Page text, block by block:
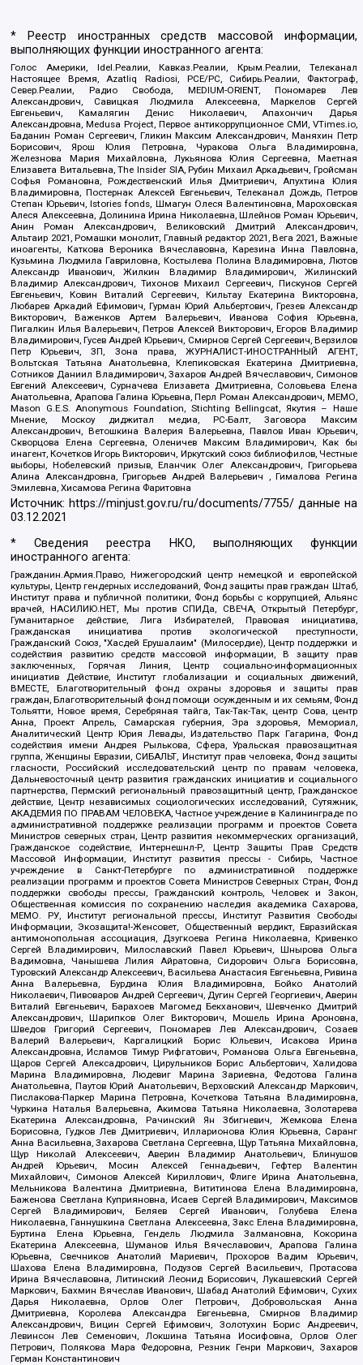
* Реестр иностранных средств массовой информации,
выполняющих функции иностранного агента:
Голос Америки, Idel.Реалии, Кавказ.Реалии, Крым.Реалии, Телеканал
Настоящее Время, Azatliq Radiosi, PCE/PC, Сибирь.Реалии, Фактограф,
Север.Реалии, Радио Свобода, MEDIUM-ORIENT, Пономарев Лев
Александрович, Савицкая Людмила Алексеевна, Маркелов Сергей
Евгеньевич, Камалягин Денис Николаевич, Апахончич Дарья
Александровна, Medusa Project, Первое антикоррупционное СМИ, VTimes.io,
Баданин Роман Сергеевич, Гликин Максим Александрович, Маняхин Петр
Борисович, Ярош Юлия Петровна, Чуракова Ольга Владимировна,
Железнова Мария Михайловна, Лукьянова Юлия Сергеевна, Маетная
Елизавета Витальевна, The Insider SIA, Рубин Михаил Аркадьевич, Гройсман
Софья Романовна, Рождественский Илья Дмитриевич, Апухтина Юлия
Владимировна, Постернак Алексей Евгеньевич, Телеканал Дождь, Петров
Степан Юрьевич, Istories fonds, Шмагун Олеся Валентиновна, Мароховская
Алеся Алексеевна, Долинина Ирина Николаевна, Шлейнов Роман Юрьевич,
Анин Роман Александрович, Великовский Дмитрий Александрович,
Альтаир 2021, Ромашки монолит, Главный редактор 2021, Вега 2021, Важные
иноагенты, Каткова Вероника Вячеславовна, Карезина Инна Павловна,
Кузьмина Людмила Гавриловна, Костылева Полина Владимировна, Лютов
Александр Иванович, Жилкин Владимир Владимирович, Жилинский
Владимир Александрович, Тихонов Михаил Сергеевич, Пискунов Сергей
Евгеньевич, Ковин Виталий Сергеевич, Кильтау Екатерина Викторовна,
Любарев Аркадий Ефимович, Гурман Юрий Альбертович, Грезев Александр
Викторович, Важенков Артем Валерьевич, Иванова София Юрьевна,
Пигалкин Илья Валерьевич, Петров Алексей Викторович, Егоров Владимир
Владимирович, Гусев Андрей Юрьевич, Смирнов Сергей Сергеевич, Верзилов
Петр Юрьевич, ЗП, Зона права, ЖУРНАЛИСТ-ИНОСТРАННЫЙ АГЕНТ,
Вольтская Татьяна Анатольевна, Клепиковская Екатерина Дмитриевна,
Сотников Даниил Владимирович, Захаров Андрей Вячеславович, Симонов
Евгений Алексеевич, Сурначева Елизавета Дмитриевна, Соловьева Елена
Анатольевна, Арапова Галина Юрьевна, Перл Роман Александрович, МЕМО,
Mason G.E.S. Anonymous Foundation, Stichting Bellingcat, Якутия – Наше
Мнение, Москоу диджитал медиа, РС-Балт, Заговора Максим
Александрович, Ветошкина Валерия Валерьевна, Павлов Иван Юрьевич,
Скворцова Елена Сергеевна, Оленичев Максим Владимирович, Как бы
инагент, Кочетков Игорь Викторович, Иркутский союз библиофилов, Честные
выборы, Нобелевский призыв, Еланчик Олег Александрович, Григорьева
Алина Александровна, Григорьев Андрей Валерьевич , Гималова Регина
Эмилевна, Хисамова Регина Фаритовна
Источник: https://minjust.gov.ru/ru/documents/7755/ данные на
03.12.2021
* Сведения реестра НКО, выполняющих функции
иностранного агента:
Гражданин.Армия.Право, Нижегородский центр немецкой и европейской
культуры, Центр гендерных исследований, Фонд защиты прав граждан Штаб,
Институт права и публичной политики, Фонд борьбы с коррупцией, Альянс
врачей, НАСИЛИЮ.НЕТ, Мы против СПИДа, СВЕЧА, Открытый Петербург,
Гуманитарное действие, Лига Избирателей, Правовая инициатива,
Гражданская инициатива против экологической преступности,
Гражданский Союз, "Хасдей Ерушалаим" (Милосердие), Центр поддержки и
содействия развитию средств массовой информации, В защиту прав
заключенных, Горячая Линия, Центр социально-информационных
инициатив Действие, Институт глобализации и социальных движений,
ВМЕСТЕ, Благотворительный фонд охраны здоровья и защиты прав
граждан, Благотворительный фонд помощи осужденным и их семьям, Фонд
Тольятти, Новое время, Серебряная тайга, Так-Так-Так, центр Сова, центр
Анна, Проект Апрель, Самарская губерния, Эра здоровья, Мемориал,
Аналитический Центр Юрия Левады, Издательство Парк Гагарина, Фонд
содействия имени Андрея Рылькова, Сфера, Уральская правозащитная
группа, Женщины Евразии, СИБАЛЬТ, Институт прав человека, Фонд защиты
гласности, Российский исследовательский центр по правам человека,
Дальневосточный центр развития гражданских инициатив и социального
партнерства, Пермский региональный правозащитный центр, Гражданское
действие, Центр независимых социологических исследований, Сутяжник,
АКАДЕМИЯ ПО ПРАВАМ ЧЕЛОВЕКА, Частное учреждение в Калининграде по
административной поддержке реализации программ и проектов Совета
Министров северных стран, Центр развития некоммерческих организаций,
Гражданское содействие, Интернешнл-Р, Центр Защиты Прав Средств
Массовой Информации, Институт развития прессы - Сибирь, Частное
учреждение в Санкт-Петербурге по административной поддержке
реализации программ и проектов Совета Министров Северных Стран, Фонд
поддержки свободы прессы, Гражданский контроль, Человек и Закон,
Общественная комиссия по сохранению наследия академика Сахарова,
МЕМО. РУ, Институт региональной прессы, Институт Развития Свободы
Информации, Экозащита!-Женсовет, Общественный вердикт, Евразийская
антимонопольная ассоциация, Дзугкоева Регина Николаевна, Кривенко
Сергей Владимирович, Милославский Павел Юрьевич, Шнырова Ольга
Вадимовна, Чанышева Лилия Айратовна, Сидорович Ольга Борисовна,
Туровский Александр Алексеевич, Васильева Анастасия Евгеньевна, Ривина
Анна Валерьевна, Бурдина Юлия Владимировна, Бойко Анатолий
Николаевич, Пивоваров Андрей Сергеевич, Дугин Сергей Георгиевич, Аверин
Виталий Евгеньевич, Барахоев Магомед Бекханович, Шевченко Дмитрий
Александрович, Шарипков Олег Викторович, Мошель Ирина Ароновна,
Шведов Григорий Сергеевич, Пономарев Лев Александрович, Созаев
Валерий Валерьевич, Каргалицкий Борис Юльевич, Исакова Ирина
Александровна, Исламов Тимур Рифгатович, Романова Ольга Евгеньевна,
Щаров Сергей Алексадрович, Цирульников Борис Альбертович, Халидова
Марина Владимировна, Людевиг Марина Зариевна, Федотова Галина
Анатольевна, Паутов Юрий Анатольевич, Верховский Александр Маркович,
Пислакова-Паркер Марина Петровна, Кочеткова Татьяна Владимировна,
Чуркина Наталья Валерьевна, Акимова Татьяна Николаевна, Золотарева
Екатерина Александровна, Рачинский Ян Збигневич, Жемкова Елена
Борисовна, Гудков Лев Дмитриевич, Илларионова Юлия Юрьевна, Саранг
Анна Васильевна, Захарова Светлана Сергеевна, Щур Татьяна Михайловна,
Щур Николай Алексеевич, Аверин Владимир Анатольевич, Блинушов
Андрей Юрьевич, Мосин Алексей Геннадьевич, Гефтер Валентин
Михайлович, Симонов Алексей Кириллович, Флиге Ирина Анатольевна,
Мельникова Валентина Дмитриевна, Вититинова Елена Владимировна,
Баженова Светлана Куприяновна, Исаев Сергей Владимирович, Максимов
Сергей Владимирович, Беляев Сергей Иванович, Голубева Елена
Николаевна, Ганнушкина Светлана Алексеевна, Закс Елена Владимировна,
Буртина Елена Юрьевна, Гендель Людмила Залмановна, Кокорина
Екатерина Алексеевна, Шуманов Илья Вячеславович, Арапова Галина
Юрьевна, Свечников Анатолий Мариевич, Прохоров Вадим Юрьевич,
Шахова Елена Владимировна, Подузов Сергей Васильевич, Протасова
Ирина Вячеславовна, Литинский Леонид Борисович, Лукашевский Сергей
Маркович, Бахмин Вячеслав Иванович, Шабад Анатолий Ефимович, Сухих
Дарья Николаевна, Орлов Олег Петрович, Добровольская Анна
Дмитриевна, Королева Александра Евгеньевна, Смирнов Владимир
Александрович, Вицин Сергей Ефимович, Золотухин Борис Андреевич,
Левинсон Лев Семенович, Локшина Татьяна Иосифовна, Орлов Олег
Петрович, Полякова Мара Федоровна, Резник Генри Маркович, Захаров
Герман Константинович